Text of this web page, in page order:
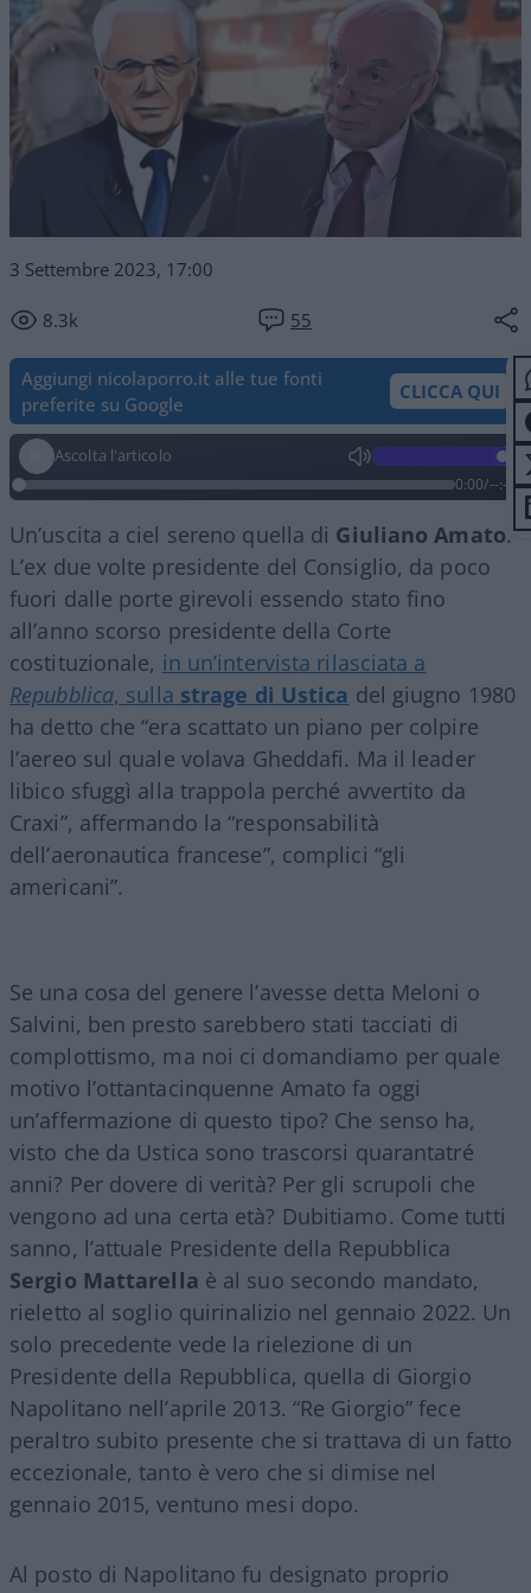
3 Settembre 2023, 17:00
8.3k 55
Aggiungi nicolaporro.it alle tue fonti
preferite su Google
CLICCA QUI
Ascolta l'articolo
0:00/--:--
Un’uscita a ciel sereno quella di Giuliano Amato.
L’ex due volte presidente del Consiglio, da poco
fuori dalle porte girevoli essendo stato fino
all’anno scorso presidente della Corte
costituzionale, in un’intervista rilasciata a
Repubblica, sulla strage di Ustica del giugno 1980
ha detto che “era scattato un piano per colpire
l’aereo sul quale volava Gheddafi. Ma il leader
libico sfuggì alla trappola perché avvertito da
Craxi”, affermando la “responsabilità
dell’aeronautica francese”, complici “gli
americani”.
Se una cosa del genere l’avesse detta Meloni o
Salvini, ben presto sarebbero stati tacciati di
complottismo, ma noi ci domandiamo per quale
motivo l’ottantacinquenne Amato fa oggi
un’affermazione di questo tipo? Che senso ha,
visto che da Ustica sono trascorsi quarantatré
anni? Per dovere di verità? Per gli scrupoli che
vengono ad una certa età? Dubitiamo. Come tutti
sanno, l’attuale Presidente della Repubblica
Sergio Mattarella è al suo secondo mandato,
rieletto al soglio quirinalizio nel gennaio 2022. Un
solo precedente vede la rielezione di un
Presidente della Repubblica, quella di Giorgio
Napolitano nell’aprile 2013. “Re Giorgio” fece
peraltro subito presente che si trattava di un fatto
eccezionale, tanto è vero che si dimise nel
gennaio 2015, ventuno mesi dopo.
Al posto di Napolitano fu designato proprio